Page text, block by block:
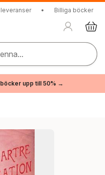
• Billiga böcker
upp till 50% →